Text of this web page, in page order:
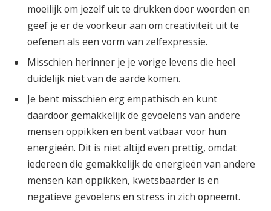
moeilijk om jezelf uit te drukken door woorden en
geef je er de voorkeur aan om creativiteit uit te
oefenen als een vorm van zelfexpressie.
Misschien herinner je je vorige levens die heel
duidelijk niet van de aarde komen.
Je bent misschien erg empathisch en kunt
daardoor gemakkelijk de gevoelens van andere
mensen oppikken en bent vatbaar voor hun
energieën. Dit is niet altijd even prettig, omdat
iedereen die gemakkelijk de energieën van andere
mensen kan oppikken, kwetsbaarder is en
negatieve gevoelens en stress in zich opneemt.